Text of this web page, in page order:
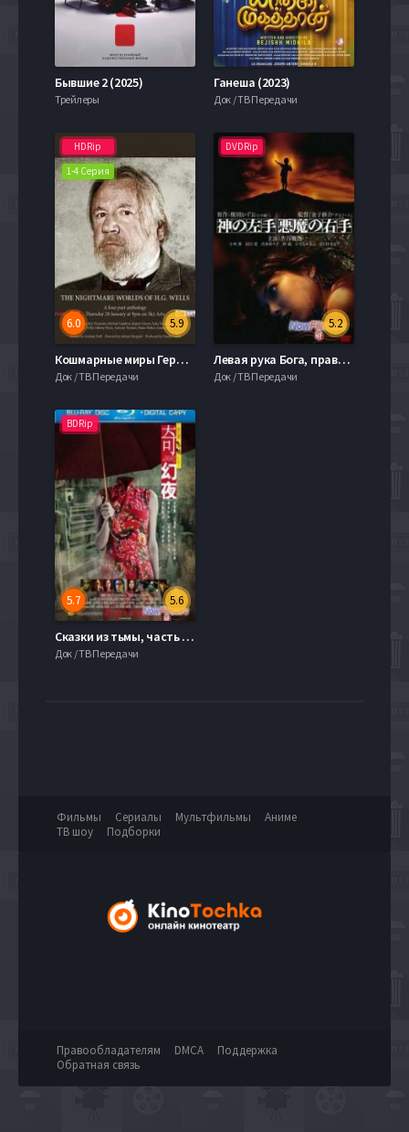
Бывшие 2 (2025)
Трейлеры
Ганеша (2023)
Док / ТВ Передачи
HDRip
1-4 Серия
5.9
6.0
Кошмарные миры Герберта Уэллса (1 Сезон) (2016)
Док / ТВ Передачи
DVDRip
5.2
Левая рука Бога, правая рука Дьявола (2006)
Док / ТВ Передачи
BDRip
5.6
5.7
Сказки из тьмы, часть 2 (2013)
Док / ТВ Передачи
Фильмы Сериалы Мультфильмы
Аниме
ТВ шоу
Подборки
Правообладателям DMCA
Поддержка
Обратная связь